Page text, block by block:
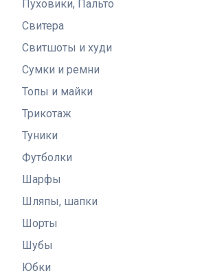
Пуховики, Пальто
Свитера
Свитшоты и худи
Сумки и ремни
Топы и майки
Трикотаж
Туники
Футболки
Шарфы
Шляпы, шапки
Шорты
Шубы
Юбки